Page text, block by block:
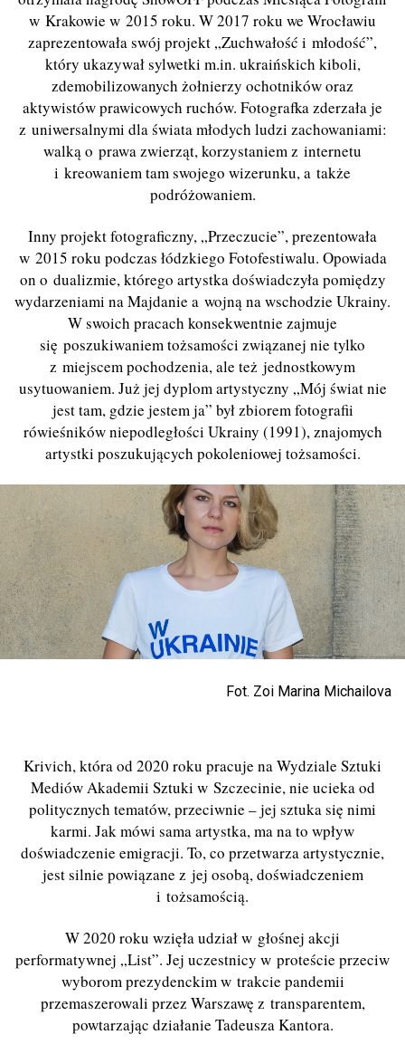
w Krakowie w 2015 roku. W 2017 roku we Wrocławiu
zaprezentowała swój projekt „Zuchwałość i młodość”,
który ukazywał sylwetki m.in. ukraińskich kiboli,
zdemobilizowanych żołnierzy ochotników oraz
aktywistów prawicowych ruchów. Fotografka zderzała je
z uniwersalnymi dla świata młodych ludzi zachowaniami:
walką o prawa zwierząt, korzystaniem z internetu
i kreowaniem tam swojego wizerunku, a także
podróżowaniem.
Inny projekt fotograficzny, „Przeczucie”, prezentowała
w 2015 roku podczas łódzkiego Fotofestiwalu. Opowiada
on o dualizmie, którego artystka doświadczyła pomiędzy
wydarzeniami na Majdanie a wojną na wschodzie Ukrainy.
W swoich pracach konsekwentnie zajmuje
się poszukiwaniem tożsamości związanej nie tylko
z miejscem pochodzenia, ale też jednostkowym
usytuowaniem. Już jej dyplom artystyczny „Mój świat nie
jest tam, gdzie jestem ja” był zbiorem fotografii
rówieśników niepodległości Ukrainy (1991), znajomych
artystki poszukujących pokoleniowej tożsamości.
Fot. Zoi Marina Michailova
Krivich, która od 2020 roku pracuje na Wydziale Sztuki
Mediów Akademii Sztuki w Szczecinie, nie ucieka od
politycznych tematów, przeciwnie – jej sztuka się nimi
karmi. Jak mówi sama artystka, ma na to wpływ
doświadczenie emigracji. To, co przetwarza artystycznie,
jest silnie powiązane z jej osobą, doświadczeniem
i tożsamością.
W 2020 roku wzięła udział w głośnej akcji
performatywnej „List”. Jej uczestnicy w proteście przeciw
wyborom prezydenckim w trakcie pandemii
przemaszerowali przez Warszawę z transparentem,
powtarzając działanie Tadeusza Kantora.